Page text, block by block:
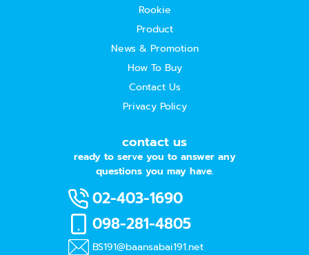
Rookie
Product
News & Promotion
How To Buy
Contact Us
Privacy Policy
contact us
ready to serve you to answer any
questions you may have.
02-403-1690
098-281-4805
BS191@baansabai191.net